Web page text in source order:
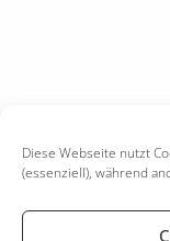
Diese Webseite nutzt
(essenziell), während